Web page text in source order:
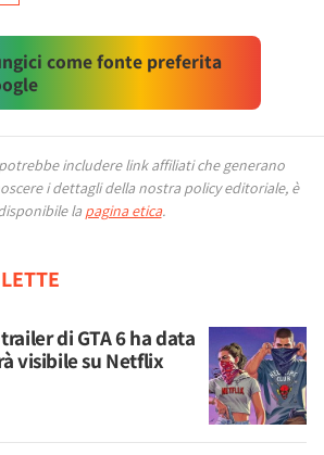
come fonte preferita
includere link affiliati che generano
i dettagli della nostra policy editoriale, è
la pagina etica.
di GTA 6 ha data
visibile su Netflix